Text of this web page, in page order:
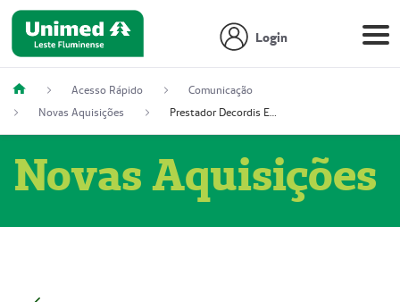
Login
Acesso Rápido
Comunicação
Novas Aquisições
Prestador Decordis Exames Cardiológicos LTDA (51004346-0)
Novas Aquisições